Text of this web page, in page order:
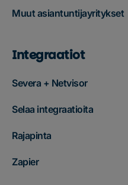
Muut asiantuntijayritykset
Integraatiot
Severa + Netvisor
Selaa integraatioita
Rajapinta
Zapier